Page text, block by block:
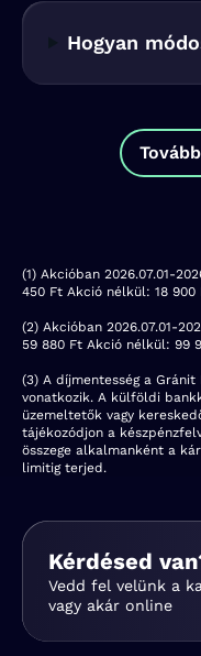
Hogyan
(1) Akcióban 2026.07.01-
450 Ft Akció nélkül: 18 900
(2) Akcióban 2026.07.01-
59 880 Ft Akció nélkül: 99
(3) A díjmentesség a
vonatkozik. A külföldi
üzemeltetők vagy
tájékozódjon a
összege alkalmanként a
limitig terjed.
Kérdésed
Vedd fel velünk a
vagy akár online